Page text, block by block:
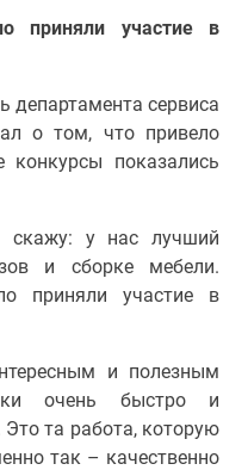
приняли участие в
департамента сервиса
о том, что привело
показались
скажу: у нас лучший
и сборке мебели.
приняли участие в
и полезным
очень быстро и
та работа, которую
так – качественно